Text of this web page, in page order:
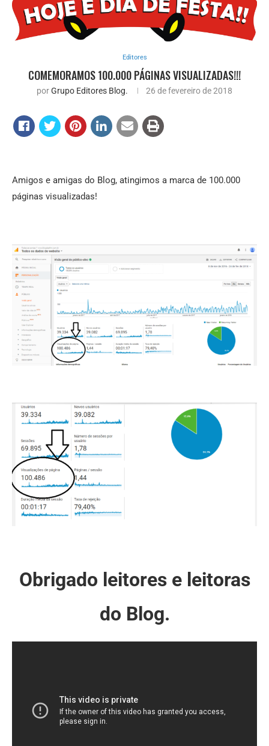
Editores
COMEMORAMOS 100.000 PÁGINAS VISUALIZADAS!!!
porGrupo Editores Blog. 26 de fevereiro de 2018
Amigos e amigas do Blog, atingimos a marca de 100.000
páginas visualizadas!
Obrigado leitores e leitoras
do Blog.